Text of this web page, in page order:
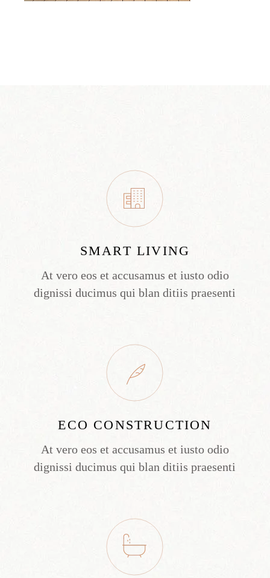
SMART LIVING
At vero eos et accusamus et iusto odio
dignissi ducimus qui blan ditiis praesenti
ECO CONSTRUCTION
At vero eos et accusamus et iusto odio
dignissi ducimus qui blan ditiis praesenti